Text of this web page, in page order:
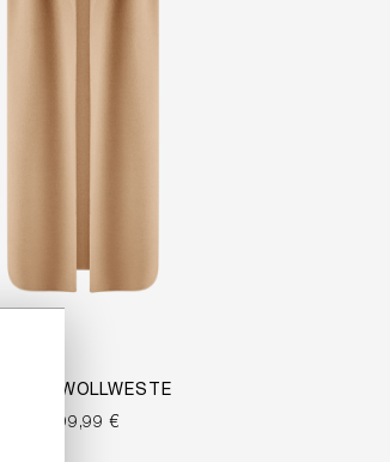
LANGE WOLLWESTE
499,99 €